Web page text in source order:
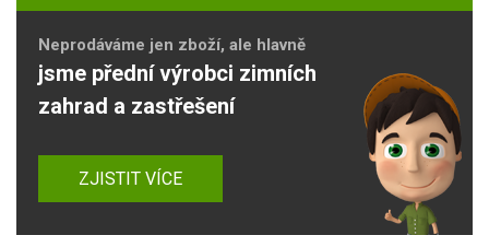
Neprodáváme jen zboží, ale hlavně
jsme přední výrobci zimních
zahrad a zastřešení
ZJISTIT VÍCE